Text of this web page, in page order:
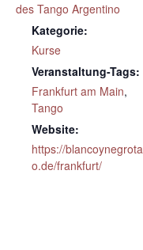
des Tango Argentino
Kategorie:
Kurse
Veranstaltung-Tags:
Frankfurt am Main,
Tango
Website:
https://
o.de/frankfurt/